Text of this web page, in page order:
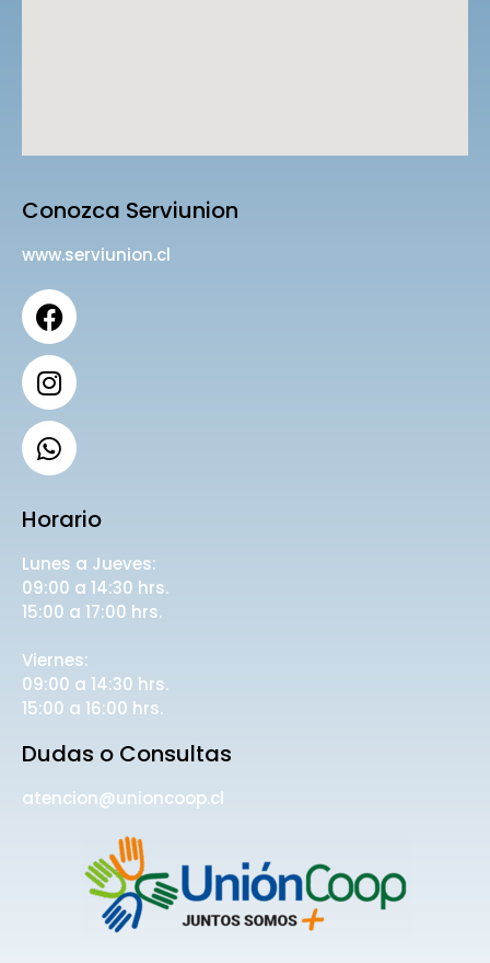
Conozca Serviunion
www.serviunion.cl
Horario
Lunes a Jueves:
09:00 a 14:30 hrs.
15:00 a 17:00 hrs.
Viernes:
09:00 a 14:30 hrs.
15:00 a 16:00 hrs.
Dudas o Consultas
atencion@unioncoop.cl